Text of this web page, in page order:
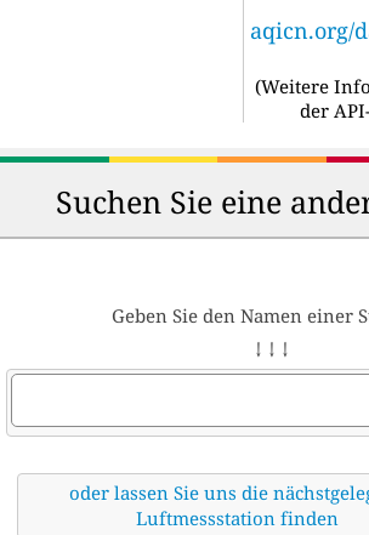
aqicn.org/
(Weitere
der
Suchen Sie eine
Geben Sie den Namen einer
↓ ↓ ↓
oder lassen Sie uns die
Luftmessstation finden